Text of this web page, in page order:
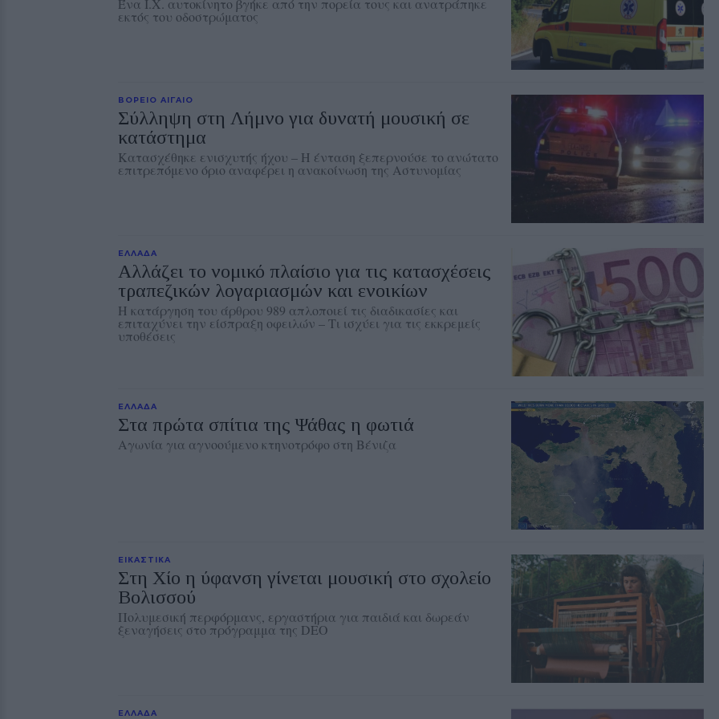
Ένα Ι.Χ. αυτοκίνητο βγήκε από την πορεία τους και ανατράπηκε
εκτός του οδοστρώματος
ΒΟΡΕΙΟ ΑΙΓΑΙΟ
Σύλληψη στη Λήμνο για δυνατή μουσική σε
κατάστημα
Κατασχέθηκε ενισχυτής ήχου – Η ένταση ξεπερνούσε το ανώτατο
επιτρεπόμενο όριο αναφέρει η ανακοίνωση της Αστυνομίας
ΕΛΛΑΔΑ
Αλλάζει το νομικό πλαίσιο για τις κατασχέσεις
τραπεζικών λογαριασμών και ενοικίων
Η κατάργηση του άρθρου 989 απλοποιεί τις διαδικασίες και
επιταχύνει την είσπραξη οφειλών – Τι ισχύει για τις εκκρεμείς
υποθέσεις
ΕΛΛΑΔΑ
Στα πρώτα σπίτια της Ψάθας η φωτιά
Αγωνία για αγνοούμενο κτηνοτρόφο στη Βένιζα
ΕΙΚΑΣΤΙΚΑ
Στη Χίο η ύφανση γίνεται μουσική στο σχολείο
Βολισσού
Πολυμεσική περφόρμανς, εργαστήρια για παιδιά και δωρεάν
ξεναγήσεις στο πρόγραμμα της DEO
ΕΛΛΑΔΑ